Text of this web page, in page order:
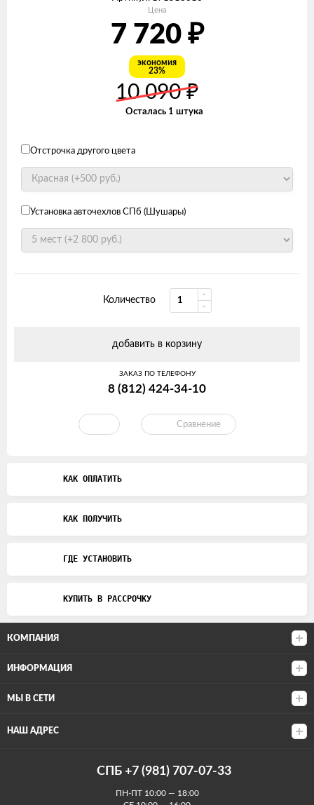
Цена
7 720 ₽
экономия
23%
10 090₽
Осталась 1 штука
Отстрочка другого цвета
Установка авточехлов СПб (Шушары)
Количество
добавить в корзину
ЗАКАЗ ПО ТЕЛЕФОНУ
8 (812) 424-34-10
Сравнение
КАК ОПЛАТИТЬ
КАК ПОЛУЧИТЬ
ГДЕ УСТАНОВИТЬ
КУПИТЬ В РАССРОЧКУ
КОМПАНИЯ
ИНФОРМАЦИЯ
МЫ В СЕТИ
НАШ АДРЕС
СПБ +7 (981) 707-07-33
ПН-ПТ 10:00 — 18:00